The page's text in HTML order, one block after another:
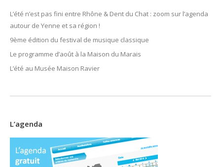
L’été n’est pas fini entre Rhône & Dent du Chat : zoom sur l’agenda
autour de Yenne et sa région !
9ème édition du festival de musique classique
Le programme d’août à la Maison du Marais
L’été au Musée Maison Ravier
L’agenda